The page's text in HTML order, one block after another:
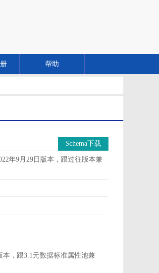
帮助
Schema下载
年9月29日版本，跟过往版本兼
本，跟3.1元数据标准属性池兼